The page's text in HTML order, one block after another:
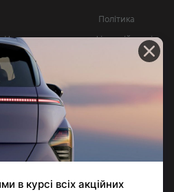
Новини
Політика
конфіденційності
Довідник офіційних
витрат палива та
викидів СО2